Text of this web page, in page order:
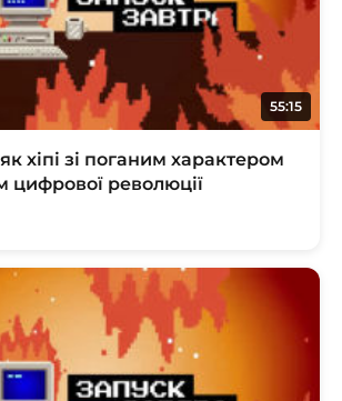
55:15
хіпі зі поганим характером
цифрової революції